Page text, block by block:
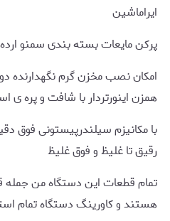
ایراماشین
پرکن مایعات بسته بندی سمنو
امکان نصب مخزن گرم نگهدارنده
همزن اینورتردار با شافت و پره ی
با مکانیزم سیلندرپیستونی فوق
رقیق تا غلیظ و فوق غلیظ
تمام قطعات این دستگاه من جمله
هستند و کاورینگ دستگاه تمام